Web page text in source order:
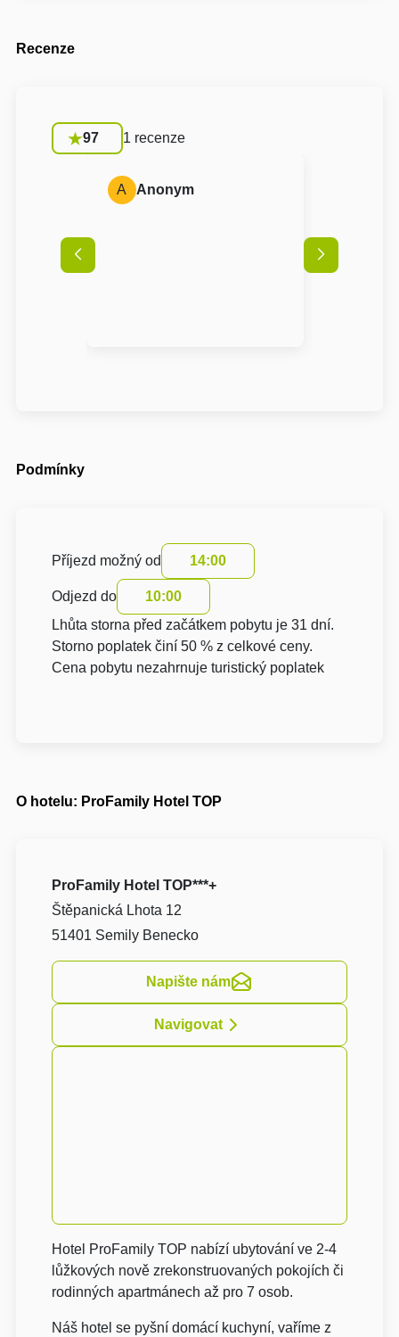
Recenze
97 1 recenze
A Anonym
Podmínky
Příjezd možný od 14:00
Odjezd do
10:00
Lhůta storna před začátkem pobytu je 31 dní.
Storno poplatek činí 50 % z celkové ceny.
Cena pobytu nezahrnuje turistický poplatek
O hotelu: ProFamily Hotel TOP
ProFamily Hotel TOP***+
Štěpanická Lhota 12
51401 Semily Benecko
Napište nám
Navigovat
Hotel ProFamily TOP nabízí ubytování ve 2-4
lůžkových nově zrekonstruovaných pokojích či
rodinných apartmánech až pro 7 osob.
Náš hotel se pyšní domácí kuchyní, vaříme z